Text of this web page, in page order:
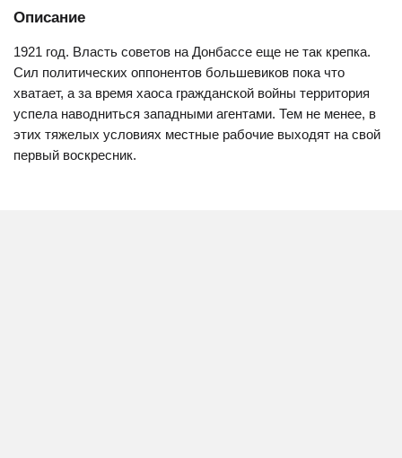
Описание
1921 год. Власть советов на Донбассе еще не так крепка.
Сил политических оппонентов большевиков пока что
хватает, а за время хаоса гражданской войны территория
успела наводниться западными агентами. Тем не менее, в
этих тяжелых условиях местные рабочие выходят на свой
первый воскресник.